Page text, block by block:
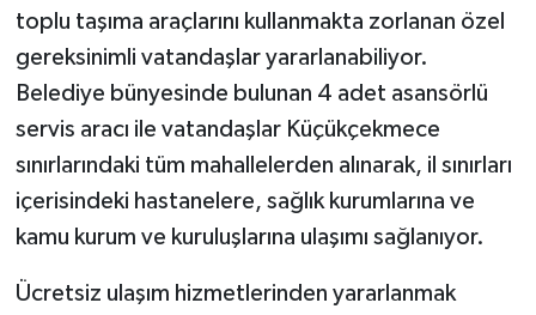
toplu taşıma araçlarını kullanmakta zorlanan özel
gereksinimli vatandaşlar yararlanabiliyor.
Belediye bünyesinde bulunan 4 adet asansörlü
servis aracı ile vatandaşlar Küçükçekmece
sınırlarındaki tüm mahallelerden alınarak, il sınırları
içerisindeki hastanelere, sağlık kurumlarına ve
kamu kurum ve kuruluşlarına ulaşımı sağlanıyor.
Ücretsiz ulaşım hizmetlerinden yararlanmak